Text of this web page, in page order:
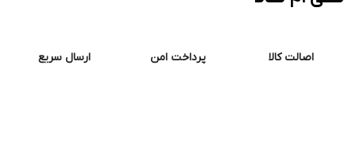
اصالت کالا پرداخت امن ارسال سریع